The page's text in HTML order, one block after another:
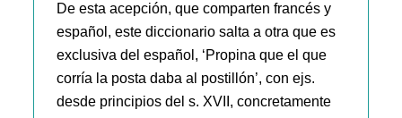
De esta acepción, que comparten francés y
español, este diccionario salta a otra que es
exclusiva del español, ‘Propina que el que
corría la posta daba al postillón’, con ejs.
desde principios del s. XVII, concretamente